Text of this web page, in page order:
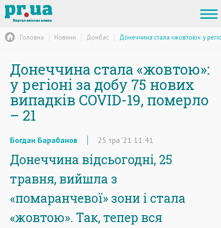
Головна Новини Донбас Донеччина стала «жовтою»: у
Донеччина стала «жовтою»:
у регіоні за добу 75 нових
випадків COVID-19, померло
– 21
Богдан Барабанов 25 тра '21 11:41
Донеччина відсьогодні, 25
травня, вийшла з
«помаранчевої» зони і стала
«жовтою». Так, тепер вся